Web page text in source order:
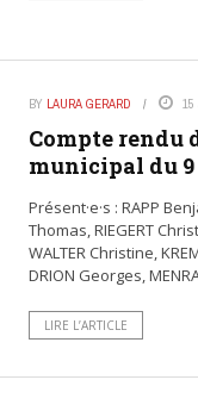
BY LAURA GERARD 15
Compte rendu
municipal du
Présent·e·s : RAPP
Thomas, RIEGERT
WALTER Christine,
DRION Georges,
LIRE L’ARTICLE